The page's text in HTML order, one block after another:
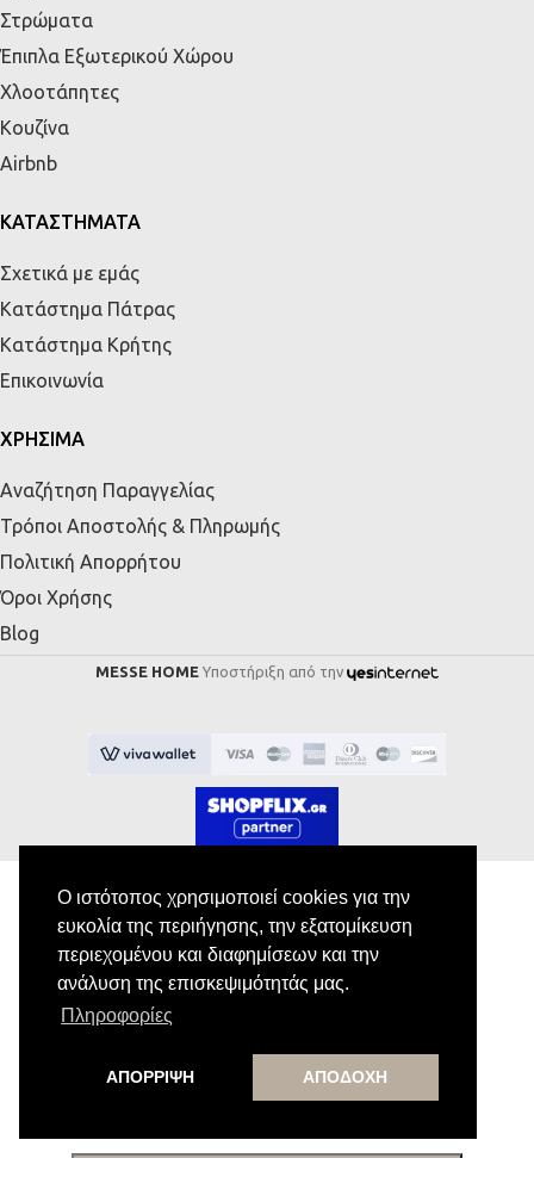
Ο ιστότοπος χρησιμοποιεί cookies για την
ευκολία της περιήγησης, την εξατομίκευση
περιεχομένου και διαφημίσεων και την
ανάλυση της επισκεψιμότητάς μας.
Πληροφορίες
ΑΠΟΡΡΙΨΗ ΑΠΟΔΟΧΗ
Στρώματα
Έπιπλα Εξωτερικού Χώρου
Χλοοτάπητες
Κουζίνα
Airbnb
ΚΑΤΑΣΤΗΜΑΤΑ
Σχετικά με εμάς
Κατάστημα Πάτρας
Κατάστημα Κρήτης
Επικοινωνία
ΧΡΗΣΙΜΑ
Αναζήτηση Παραγγελίας
Τρόποι Αποστολής & Πληρωμής
Πολιτική Απορρήτου
Όροι Χρήσης
Blog
MESSE HOME Υποστήριξη από την
Εγγραφή στο Newsletter
Κάνε εγγραφή στο newsletter μας για να